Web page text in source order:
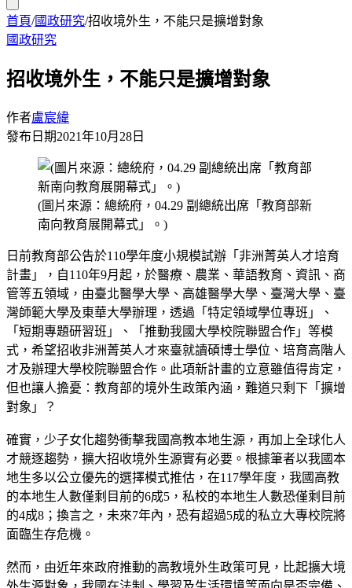
首頁/國政研究/招收境外生，不能只是擴增對象
國政研究
招收境外生，不能只是擴增對象
作者盧宸緯
發布日期2021年10月28日
(圖片來源：總統府，04.29 副總統出席「教育部新
南向教育展開幕式」。)
日前教育部公告於110學年度小規模試辦「非洲菁英人才培育
計畫」，自110年9月起，於醫療、農業、華語教育、資訊、商
管等五領域，由臺北醫學大學、高雄醫學大學、臺灣大學、臺
灣師範大學及東華大學辦理，透過「特定領域學位專班」、
「短期專題研習班」、「推動我國大學校院聯盟合作」等模
式，希望招收非洲菁英人才來臺就讀碩博士學位、培育高階人
才及辦理大學校院聯盟合作。此項新計畫的立意雖值得肯定，
但也讓人擔憂：教育部的境外生政策內涵，難道只剩下「擴增
對象」？
確實，少子女化趨勢衝擊我國高教本地生源，再加上全球化人
才競逐趨勢，擴大招收境外生源實有必要。根據筆者以我國本
地生多以公立優先的選擇模式推估，在117學年度，我國高教
的本地生人數僅剩目前的6成5，私校的本地生人數恐僅剩目前
的4成8；換言之，未來7年內，恐有超過5成的私立大專校院將
面臨生存危機。
然而，由近年來政府推動的高教境外生政策可見，比起擴大境